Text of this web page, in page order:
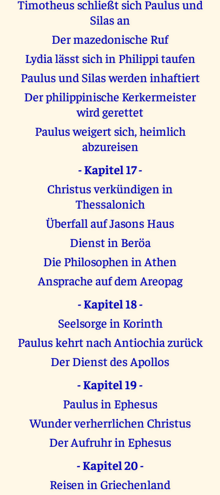
Timotheus schließt sich Paulus und
Silas an
Der mazedonische Ruf
Lydia lässt sich in Philippi taufen
Paulus und Silas werden inhaftiert
Der philippinische Kerkermeister
wird gerettet
Paulus weigert sich, heimlich
abzureisen
- Kapitel 17 -
Christus verkündigen in
Thessalonich
Überfall auf Jasons Haus
Dienst in Beröa
Die Philosophen in Athen
Ansprache auf dem Areopag
- Kapitel 18 -
Seelsorge in Korinth
Paulus kehrt nach Antiochia zurück
Der Dienst des Apollos
- Kapitel 19 -
Paulus in Ephesus
Wunder verherrlichen Christus
Der Aufruhr in Ephesus
- Kapitel 20 -
Reisen in Griechenland